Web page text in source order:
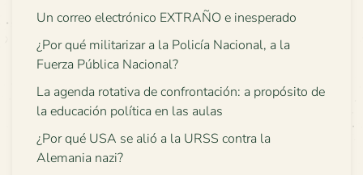
Un correo electrónico EXTRAÑO e inesperado
¿Por qué militarizar a la Policía Nacional, a la
Fuerza Pública Nacional?
La agenda rotativa de confrontación: a propósito de
la educación política en las aulas
¿Por qué USA se alió a la URSS contra la
Alemania nazi?